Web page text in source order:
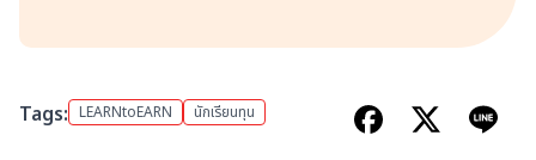
Tags: LEARNtoEARN นักเรียนทุน